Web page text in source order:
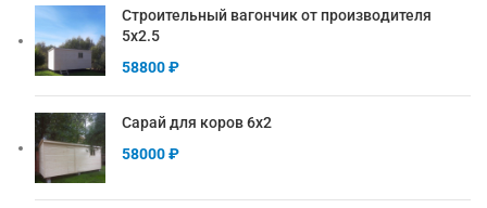
Строительный вагончик от производителя
5х2.5
58800₽
Сарай для коров 6х2
58000₽